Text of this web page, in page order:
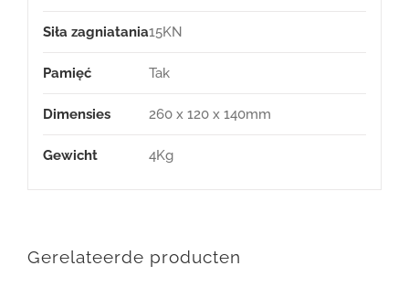
Siła zagniatania15KN
Pamięć Tak
Dimensies 260 x 120 x 140mm
Gewicht 4Kg
Gerelateerde producten